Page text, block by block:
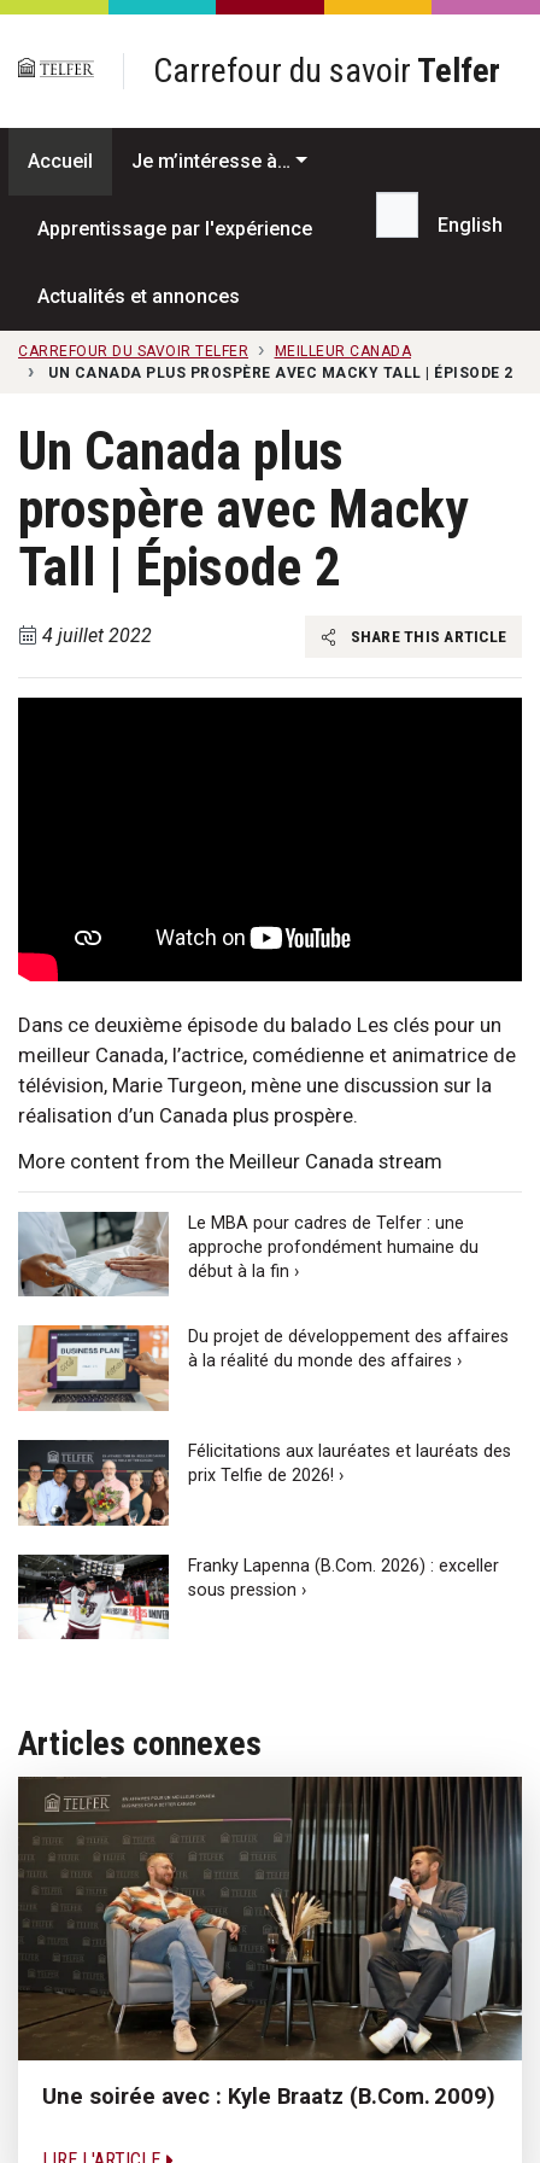
Passer au contenu principal
Carrefour du savoir Telfer
Accueil Je m’intéresse à…
Apprentissage par l'expérience
Actualités et annonces
Recherche...
English
CARREFOUR DU SAVOIR TELFER
MEILLEUR CANADA
UN CANADA PLUS PROSPÈRE AVEC MACKY TALL | ÉPISODE 2
Un Canada plus
prospère avec Macky
Tall | Épisode 2
4 juillet 2022 SHARE THIS ARTICLE
Dans ce deuxième épisode du balado Les clés pour un
meilleur Canada, l’actrice, comédienne et animatrice de
télévision, Marie Turgeon, mène une discussion sur la
réalisation d’un Canada plus prospère.
More content from the Meilleur Canada stream
Le MBA pour cadres de Telfer : une
approche profondément humaine du
début à la fin ›
Du projet de développement des affaires
à la réalité du monde des affaires ›
Félicitations aux lauréates et lauréats des
prix Telfie de 2026! ›
Franky Lapenna (B.Com. 2026) : exceller
sous pression ›
Articles connexes
Une soirée avec : Kyle Braatz (B.Com. 2009)